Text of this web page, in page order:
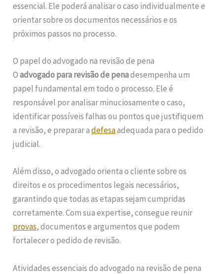
essencial. Ele poderá analisar o caso individualmente e
orientar sobre os documentos necessários e os
próximos passos no processo.
O papel do advogado na revisão de pena
Oadvogado para revisão de penadesempenha um
papel fundamental em todo o processo. Ele é
responsável por analisar minuciosamente o caso,
identificar possíveis falhas ou pontos que justifiquem
a revisão, e preparar adefesaadequada para o pedido
judicial.
Além disso, o advogado orienta o cliente sobre os
direitos e os procedimentos legais necessários,
garantindo que todas as etapas sejam cumpridas
corretamente. Com sua expertise, consegue reunir
provas, documentos e argumentos que podem
fortalecer o pedido de revisão.
Atividades essenciais do advogado na revisão de pena